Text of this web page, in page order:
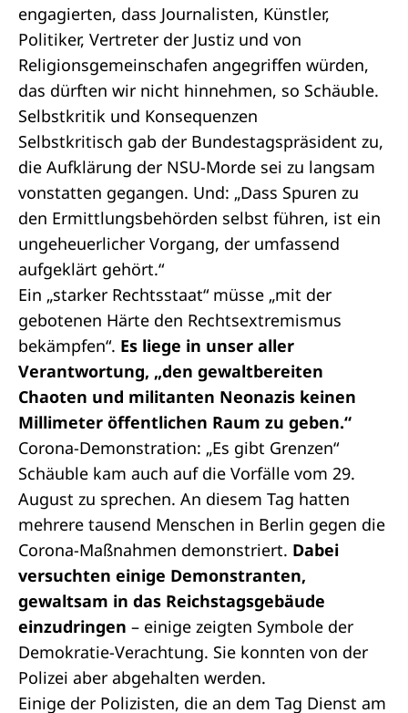
engagierten, dass Journalisten, Künstler,
Politiker, Vertreter der Justiz und von
Religionsgemeinschafen angegriffen würden,
das dürften wir nicht hinnehmen, so Schäuble.
Selbstkritik und Konsequenzen
Selbstkritisch gab der Bundestagspräsident zu,
die Aufklärung der NSU-Morde sei zu langsam
vonstatten gegangen. Und: „Dass Spuren zu
den Ermittlungsbehörden selbst führen, ist ein
ungeheuerlicher Vorgang, der umfassend
aufgeklärt gehört.“
Ein „starker Rechtsstaat“ müsse „mit der
gebotenen Härte den Rechtsextremismus
bekämpfen“. Es liege in unser aller
Verantwortung, „den gewaltbereiten
Chaoten und militanten Neonazis keinen
Millimeter öffentlichen Raum zu geben.“
Corona-Demonstration: „Es gibt Grenzen“
Schäuble kam auch auf die Vorfälle vom 29.
August zu sprechen. An diesem Tag hatten
mehrere tausend Menschen in Berlin gegen die
Corona-Maßnahmen demonstriert. Dabei
versuchten einige Demonstranten,
gewaltsam in das Reichstagsgebäude
einzudringen – einige zeigten Symbole der
Demokratie-Verachtung. Sie konnten von der
Polizei aber abgehalten werden.
Einige der Polizisten, die an dem Tag Dienst am